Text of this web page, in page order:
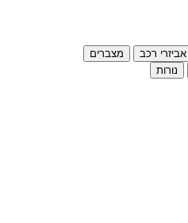
אביזרי רכב
מצברים
נורות